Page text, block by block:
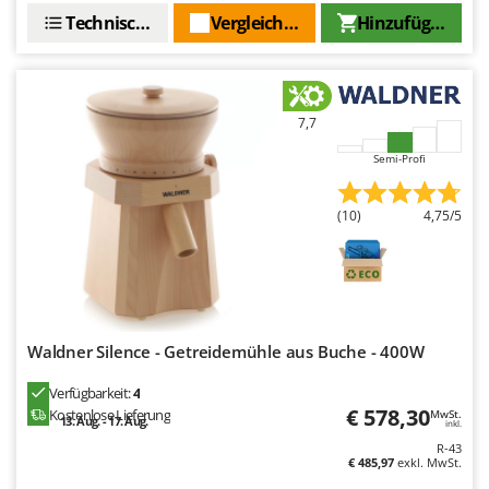
Makita
Marina Systems
Master
Mastercook
McCulloch
MCH
Michelin
Mille
Minox
More than chef
Hinzufügen
Vergleichen Sie
Technische Daten
7,7
Semi-Profi
(10) 4,75/5
Waldner Silence - Getreidemühle aus Buche - 400W
Verfügbarkeit:4
Kostenlose Lieferung
13. Aug. - 17. Aug. € 578,30MwSt.
inkl.
R-43
€ 485,97 exkl. MwSt.